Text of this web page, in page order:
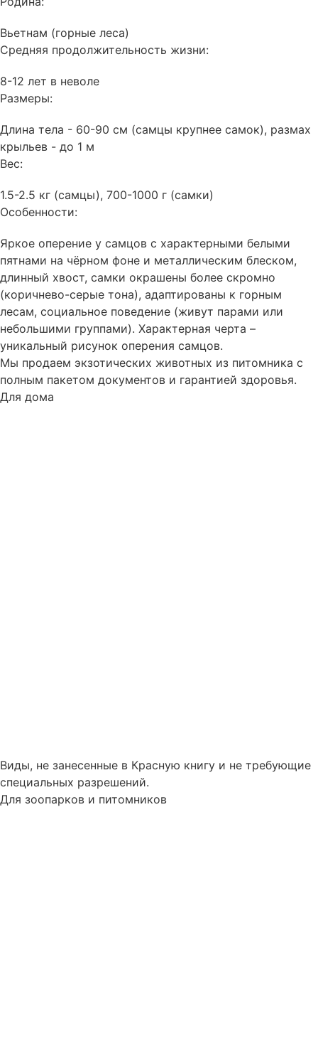
Вьетнам (горные леса)
Средняя продолжительность жизни:
8-12 лет в неволе
Размеры:
Длина тела - 60-90 см (самцы крупнее самок), размах
крыльев - до 1 м
Вес:
1.5-2.5 кг (самцы), 700-1000 г (самки)
Особенности:
Яркое оперение у самцов с характерными белыми
пятнами на чёрном фоне и металлическим блеском,
длинный хвост, самки окрашены более скромно
(коричнево-серые тона), адаптированы к горным
лесам, социальное поведение (живут парами или
небольшими группами). Характерная черта –
уникальный рисунок оперения самцов.
Мы продаем экзотических животных из питомника с
полным пакетом документов и гарантией здоровья.
Для дома
Виды, не занесенные в Красную книгу и не требующие
специальных разрешений.
Для зоопарков и питомников